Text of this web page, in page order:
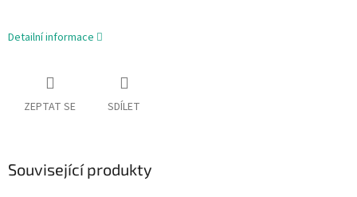
Detailní informace
ZEPTAT SE SDÍLET
Související produkty